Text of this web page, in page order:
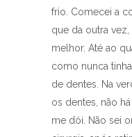
frio. Comecei a
que da outra
melhor. Até ao
como nunca
de dentes. Na
os dentes, não
me dói. Não sei